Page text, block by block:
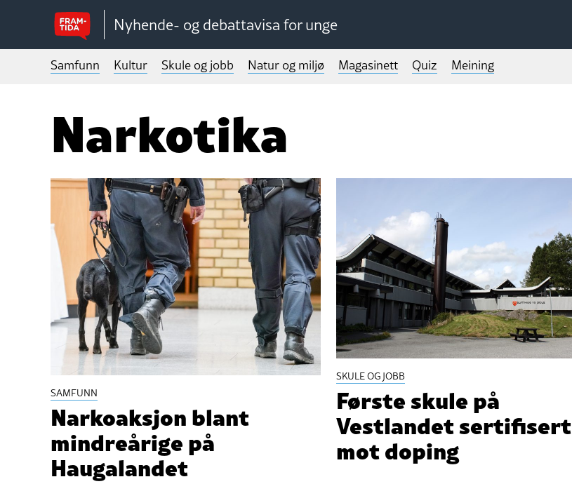
Nyhende- og debattavisa for unge
Samfunn Kultur Skule og jobb Natur og miljø Magasinett Quiz Meining
Narkotika
SAMFUNN
Narkoaksjon blant
mindreårige på
Haugalandet
SKULE OG JOBB
Første skule på
Vestlandet sertifisert
mot doping